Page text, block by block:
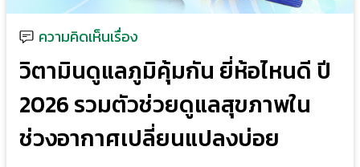
ความคิดเห็นเรื่อง
วิตามินดูแลภูมิคุ้มกัน ยี่ห้อไหนดี ปี
2026 รวมตัวช่วยดูแลสุขภาพใน
ช่วงอากาศเปลี่ยนแปลงบ่อย